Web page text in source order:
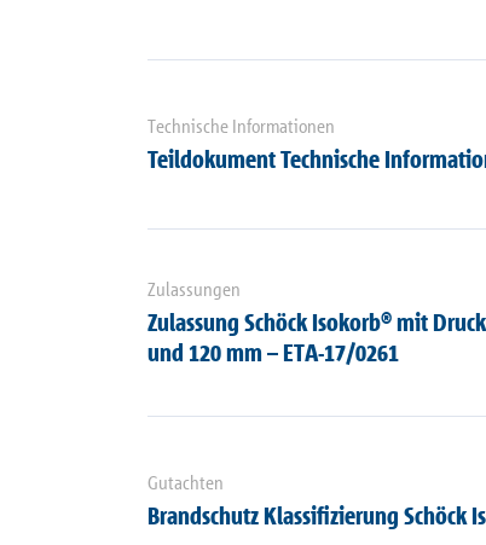
Technische Informationen
Teildokument Technische
Zulassungen
Zulassung Schöck Isokorb® mit
und 120 mm – ETA-17/0261
Gutachten
Brandschutz Klassifizierung Schöck